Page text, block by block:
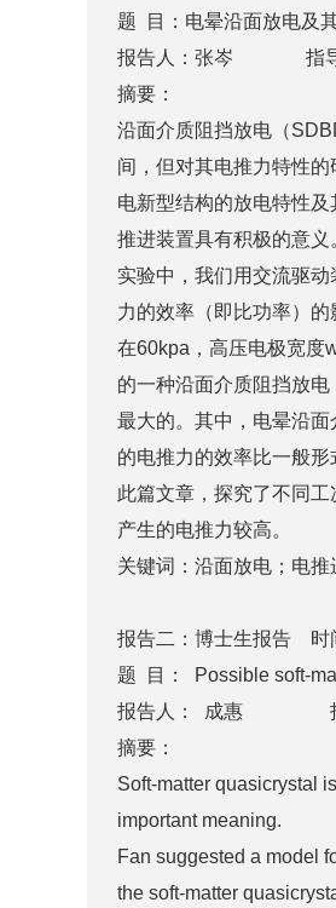
题 目：电晕沿面放电及
报告人：张岑 指导
摘要：
沿面介质阻挡放电（
间，但对其电推力特性
电新型结构的放电特性
推进装置具有积极的意义
实验中，我们用交流驱
力的效率（即比功率）
在60kpa，高压电极宽度
的一种沿面介质阻挡放
最大的。其中，电晕沿
的电推力的效率比一般形
此篇文章，探究了不同
产生的电推力较高。
关键词：沿面放电；电
报告二：博士生报告 时
题 目： Possible soft-
报告人： 成惠 指
摘要：
Soft-matter quasicrystal
important meaning.
Fan suggested a model
the soft-matter